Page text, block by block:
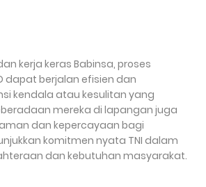
kerja keras Babinsa, proses
dapat berjalan efisien dan
kendala atau kesulitan yang
mereka di lapangan juga
dan kepercayaan bagi
komitmen nyata TNI dalam
dan kebutuhan masyarakat.